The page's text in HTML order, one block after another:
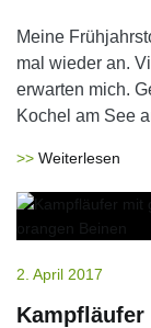
Meine
mal wieder an.
erwarten mich.
Kochel am See
Weiterlesen
2. April 2017